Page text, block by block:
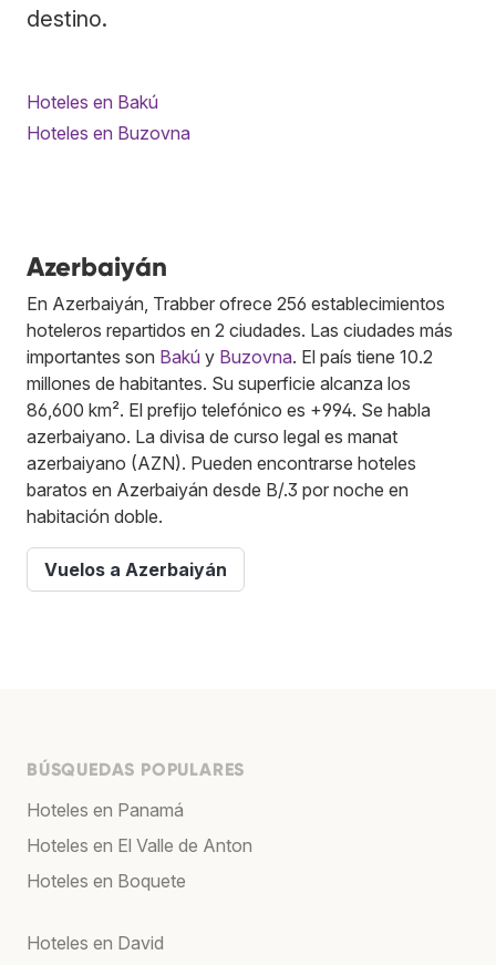
destino.
Hoteles en Bakú
Hoteles en Buzovna
Azerbaiyán
En Azerbaiyán, Trabber ofrece 256 establecimientos
hoteleros repartidos en 2 ciudades. Las ciudades más
importantes son Bakú y Buzovna. El país tiene 10.2
millones de habitantes. Su superficie alcanza los
86,600 km². El prefijo telefónico es +994. Se habla
azerbaiyano. La divisa de curso legal es manat
azerbaiyano (AZN). Pueden encontrarse hoteles
baratos en Azerbaiyán desde B/.3 por noche en
habitación doble.
Vuelos a Azerbaiyán
BÚSQUEDAS POPULARES
Hoteles en Panamá
Hoteles en El Valle de Anton
Hoteles en Boquete
Hoteles en David